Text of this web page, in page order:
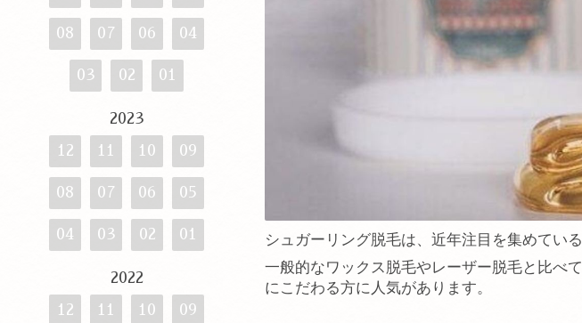
シュガーリング脱毛は、近年注目を集めている
一般的なワックス脱毛やレーザー脱毛と比べて
にこだわる方に人気があります。
08 07 06 04
03 02 01
2023
12
11 10 09
08 07 06 05
04 03 02 01
2022
12
11 10 09